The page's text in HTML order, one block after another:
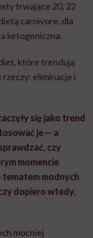
trwające 20, 22
carnivore, dla
ketogeniczna.
które trendują
rzeczy: eliminacje i
się jako trend
je — a
czy
momencie
tematem modnych
dopiero wtedy,
mocniej